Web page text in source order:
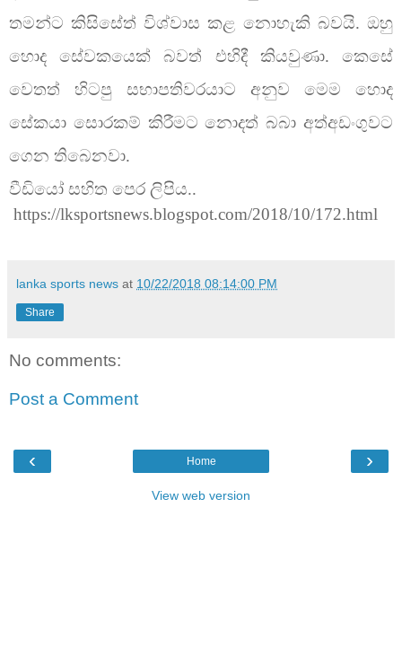
තමන්ට කිසිසේත් විශ්වාස කළ නොහැකි බවයි. ඔහු
හොද සේවකයෙක් බවත් එහිදී කියවුණා. කෙසේ
වෙතත් හිටපු සභාපතිවරයාට අනුව මෙම හොද
සේකයා සොරකම් කිරීමට නොදත් බබා අත්අඩංගුවට
ගෙන තිබෙනවා.
වීඩියෝ සහිත පෙර ලිපිය..
https://lksportsnews.blogspot.com/2018/10/172.html
lanka sports news at 10/22/2018 08:14:00 PM
Share
No comments:
Post a Comment
‹ ›
Home
View web version